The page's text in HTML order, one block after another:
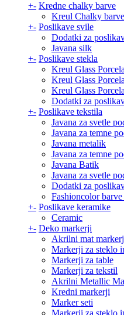
+- Kredne chalky barve
Kreul Chalky barve
+- Poslikave svile
Dodatki za
Javana silk
+- Poslikave stekla
Kreul Glass
Kreul Glass
Kreul Glass
Dodatki za
+- Poslikave tekstila
Javana za svetle
Javana za temne
Javana metalik
Javana za temne
Javana Batik
Javana za svetle
Dodatki za
Fashioncolor
+- Poslikave keramike
Ceramic
+- Deko markerji
Akrilni mat
Markerji za steklo
Markerji za table
Markerji za tekstil
Akrilni Metallic
Kredni markerji
Marker seti